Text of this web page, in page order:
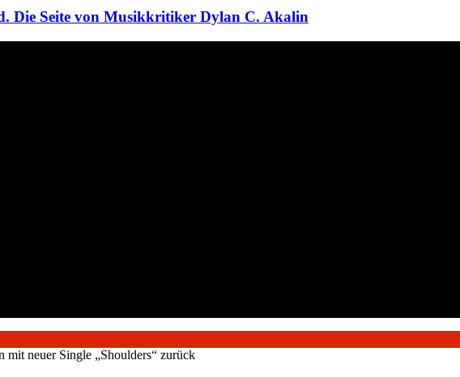
Die Seite von Musikkritiker Dylan C. Akalin
neuer Single „Shoulders“ zurück